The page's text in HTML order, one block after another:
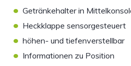
• Getränkehalter in
• Heckklappe sensorgesteuert
• höhen- und tiefenverstellbar
• Informationen zu Position